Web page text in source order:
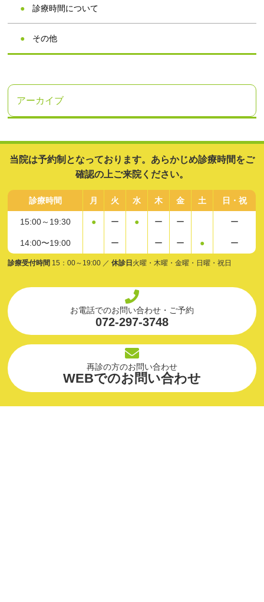
診療時間について
その他
アーカイブ
当院は予約制となっております。あらかじめ診療時間をご
確認の上ご来院ください。
診療時間 月 火 水 木 金 土 日・祝
15:00～19:30 ● ー ● ー ー ー
14:00〜19:00 ー ー ー ● ー
診療受付時間 15：00～19:00 ／休診日 火曜・木曜・金曜・日曜・祝日
お電話でのお問い合わせ・ご予約
072-297-3748
再診の方のお問い合わせ
WEBでのお問い合わせ